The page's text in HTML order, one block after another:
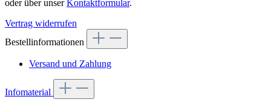
oder über unserKontaktformular.
Vertrag widerrufen
Bestellinformationen
Versand und Zahlung
Infomaterial